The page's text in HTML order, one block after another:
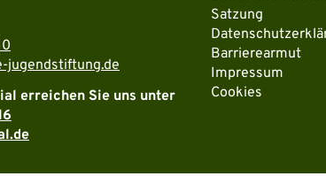
jugendstiftung.de
erreichen Sie uns unter
Satzung
Barrierearmut
Impressum
Cookies